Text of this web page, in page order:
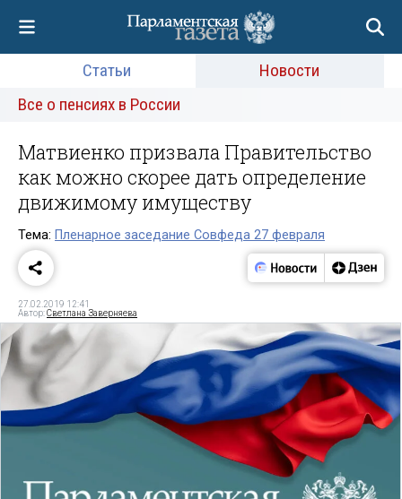
Статьи
Новости
Все о пенсиях в России
Матвиенко призвала Правительство
как можно скорее дать определение
движимому имуществу
Тема: Пленарное заседание Совфеда 27 февраля
27.02.2019 12:41
Автор:Светлана Заверняева